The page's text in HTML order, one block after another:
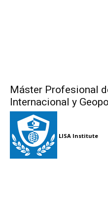
Máster Profesional
Internacional y
LISA Institute